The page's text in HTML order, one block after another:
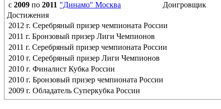
с 2009 по 2011 "Динамо" Москва
Доигровщик
Достижения
2012 г. Серебряный призер чемпионата России
2011 г. Бронзовый призер Лиги Чемпионов
2011 г. Серебряный призер чемпионата России
2010 г. Серебряный призер Лиги Чемпионов
2010 г. Финалист Кубка России
2010 г. Бронзовый призер чемпионата России
2009 г. Обладатель Суперкубка России